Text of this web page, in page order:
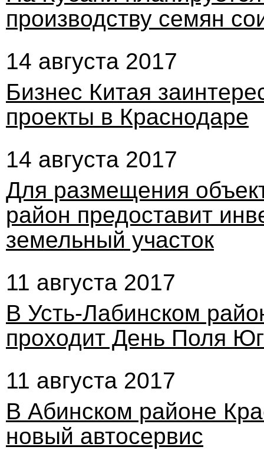
производству семян
14 августа 2017
Бизнес Китая
проекты в Краснодаре
14 августа 2017
Для размещения
район предоставит
земельный участок
11 августа 2017
В Усть-Лабинском
проходит День Поля
11 августа 2017
В Абинском районе
новый автосервис